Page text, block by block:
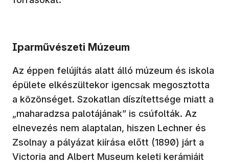
Iparművészeti Múzeum
Az éppen felújítás alatt álló múzeum és iskola
épülete elkészültekor igencsak megosztotta
a közönséget. Szokatlan díszítettsége miatt a
„maharadzsa palotájának” is csúfolták. Az
elnevezés nem alaptalan, hiszen Lechner és
Zsolnay a pályázat kiírása előtt (1890) járt a
Victoria and Albert Museum keleti kerámiáit